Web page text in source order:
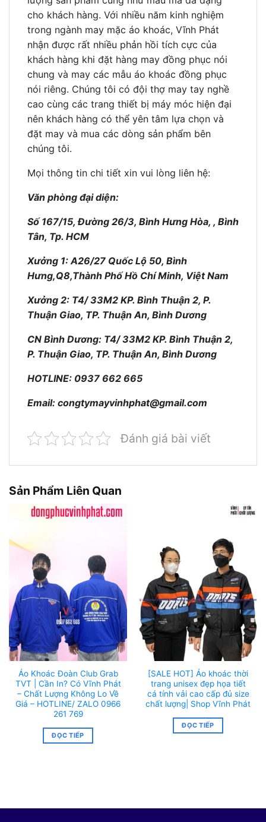
cho khách hàng. Với nhiều năm kinh nghiệm
trong ngành may mặc áo khoác, Vĩnh Phát
nhận được rất nhiều phản hồi tích cực của
khách hàng khi đặt hàng may đồng phục nói
chung và may các mẫu áo khoác đồng phục
nói riêng. Chúng tôi có đội thợ may tay nghề
cao cùng các trang thiết bị máy móc hiện đại
nên khách hàng có thể yên tâm lựa chọn và
đặt may và mua các dòng sản phẩm bên
chúng tôi.
Mọi thông tin chi tiết xin vui lòng liên hệ:
Văn phòng đại diện:
Số 167/15, Đường 26/3, Bình Hưng Hòa, , Bình
Tân, Tp. HCM
Xưởng 1: A26/27 Quốc Lộ 50, Bình
Hưng,Q8,Thành Phố Hồ Chí Minh, Việt Nam
Xưởng 2: T4/ 33M2 KP. Bình Thuận 2, P.
Thuận Giao, TP. Thuận An, Bình Dương
CN Bình Dương: T4/ 33M2 KP. Bình Thuận 2,
P. Thuận Giao, TP. Thuận An, Bình Dương
HOTLINE: 0937 662 665
Email: congtymayvinhphat@gmail.com
Đánh giá bài viết
Sản Phẩm Liên Quan
Áo Khoác Đoàn Club Grab
TVT | Cần In? Có Vĩnh Phát
– Chất Lượng Không Lo Về
Giá – HOTLINE/ ZALO 0966
261 769
ĐỌC TIẾP
[SALE HOT] Áo khoác thời
trang unisex đẹp họa tiết
cá tính vải cao cấp đủ size
chất lượng| Shop Vĩnh Phát
ĐỌC TIẾP